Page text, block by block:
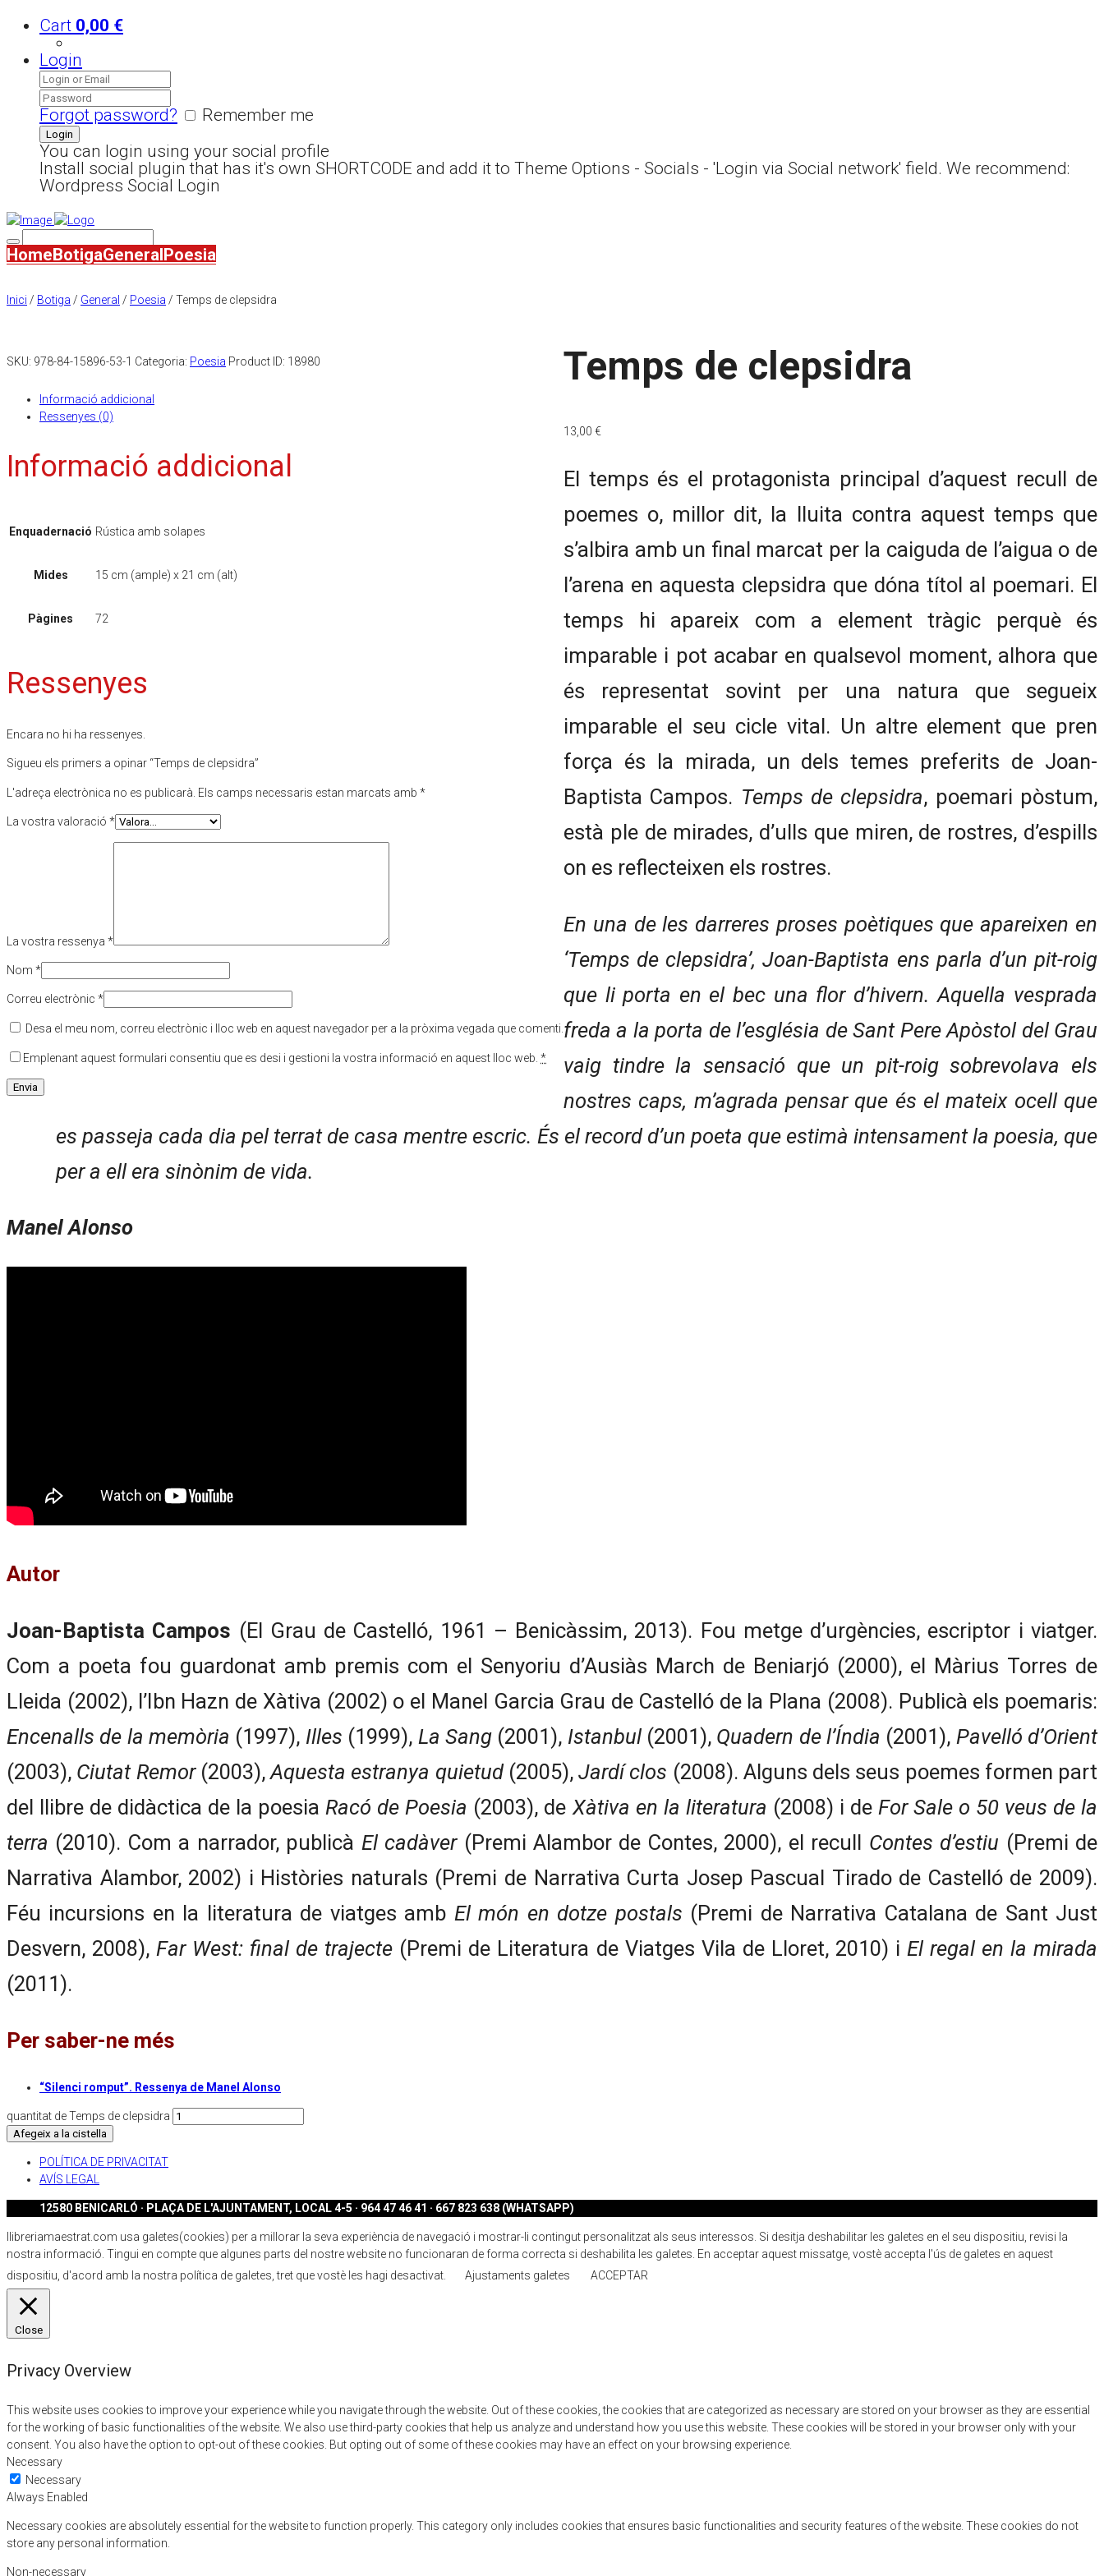
Cart 0,00 €
Login
Forgot password?
Remember me
You can login using your social profile
Install social plugin that has it's own SHORTCODE and add it to Theme Options - Socials - 'Login via Social network' field. We recommend:
Wordpress Social Login
HomeBotigaGeneralPoesia
Inici / Botiga / General / Poesia / Temps de clepsidra
SKU: 978-84-15896-53-1 Categoria: Poesia Product ID: 18980
Informació addicional
Ressenyes (0)
Informació addicional
Enquadernació Rústica amb solapes
Mides 15 cm (ample) x 21 cm (alt)
Pàgines 72
Ressenyes
Encara no hi ha ressenyes.
Sigueu els primers a opinar “Temps de clepsidra”
L'adreça electrònica no es publicarà. Els camps necessaris estan marcats amb *
La vostra valoració *
La vostra ressenya *
Nom *
Correu electrònic *
Desa el meu nom, correu electrònic i lloc web en aquest navegador per a la pròxima vegada que comenti.
Emplenant aquest formulari consentiu que es desi i gestioni la vostra informació en aquest lloc web. *
Temps de clepsidra
13,00 €
El temps és el protagonista principal d’aquest recull de
poemes o, millor dit, la lluita contra aquest temps que
s’albira amb un final marcat per la caiguda de l’aigua o de
l’arena en aquesta clepsidra que dóna títol al poemari. El
temps hi apareix com a element tràgic perquè és
imparable i pot acabar en qualsevol moment, alhora que
és representat sovint per una natura que segueix
imparable el seu cicle vital. Un altre element que pren
força és la mirada, un dels temes preferits de Joan-
Baptista Campos. Temps de clepsidra, poemari pòstum,
està ple de mirades, d’ulls que miren, de rostres, d’espills
on es reflecteixen els rostres.
En una de les darreres proses poètiques que apareixen en
‘Temps de clepsidra’, Joan-Baptista ens parla d’un pit-roig
que li porta en el bec una flor d’hivern. Aquella vesprada
freda a la porta de l’església de Sant Pere Apòstol del Grau
vaig tindre la sensació que un pit-roig sobrevolava els
nostres caps, m’agrada pensar que és el mateix ocell que
es passeja cada dia pel terrat de casa mentre escric. És el record d’un poeta que estimà intensament la poesia, que
per a ell era sinònim de vida.
Manel Alonso
Autor
Joan-Baptista Campos (El Grau de Castelló, 1961 – Benicàssim, 2013). Fou metge d’urgències, escriptor i viatger.
Com a poeta fou guardonat amb premis com el Senyoriu d’Ausiàs March de Beniarjó (2000), el Màrius Torres de
Lleida (2002), l’Ibn Hazn de Xàtiva (2002) o el Manel Garcia Grau de Castelló de la Plana (2008). Publicà els poemaris:
Encenalls de la memòria (1997), Illes (1999), La Sang(2001), Istanbul(2001), Quadern de l’Índia (2001), Pavelló d’Orient
(2003), Ciutat Remor(2003),Aquesta estranya quietud(2005), Jardí clos (2008). Alguns dels seus poemes formen part
del llibre de didàctica de la poesia Racó de Poesia (2003), de Xàtiva en la literatura (2008) i de For Sale o 50 veus de la
terra (2010). Com a narrador, publicà El cadàver(Premi Alambor de Contes, 2000), el recull Contes d’estiu (Premi de
Narrativa Alambor, 2002) i Històries naturals (Premi de Narrativa Curta Josep Pascual Tirado de Castelló de 2009).
Féu incursions en la literatura de viatges amb El món en dotze postals (Premi de Narrativa Catalana de Sant Just
Desvern, 2008), Far West: final de trajecte (Premi de Literatura de Viatges Vila de Lloret, 2010) i El regal en la mirada
(2011).
Per saber-ne més
“Silenci romput”. Ressenya de Manel Alonso
quantitat de Temps de clepsidra
Afegeix a la cistella
POLÍTICA DE PRIVACITAT
AVÍS LEGAL
12580 BENICARLÓ · PLAÇA DE L'AJUNTAMENT, LOCAL 4-5 · 964 47 46 41 · 667 823 638 (WHATSAPP)
llibreriamaestrat.com usa galetes(cookies) per a millorar la seva experiència de navegació i mostrar-li contingut personalitzat als seus interessos. Si desitja deshabilitar les galetes en el seu dispositiu, revisi la
nostra informació. Tingui en compte que algunes parts del nostre website no funcionaran de forma correcta si deshabilita les galetes. En acceptar aquest missatge, vostè accepta l'ús de galetes en aquest
dispositiu, d'acord amb la nostra política de galetes, tret que vostè les hagi desactivat.
Ajustaments galetes ACCEPTAR
Close
Privacy Overview
This website uses cookies to improve your experience while you navigate through the website. Out of these cookies, the cookies that are categorized as necessary are stored on your browser as they are essential
for the working of basic functionalities of the website. We also use third-party cookies that help us analyze and understand how you use this website. These cookies will be stored in your browser only with your
consent. You also have the option to opt-out of these cookies. But opting out of some of these cookies may have an effect on your browsing experience.
Necessary
Necessary
Always Enabled
Necessary cookies are absolutely essential for the website to function properly. This category only includes cookies that ensures basic functionalities and security features of the website. These cookies do not
store any personal information.
Non-necessary